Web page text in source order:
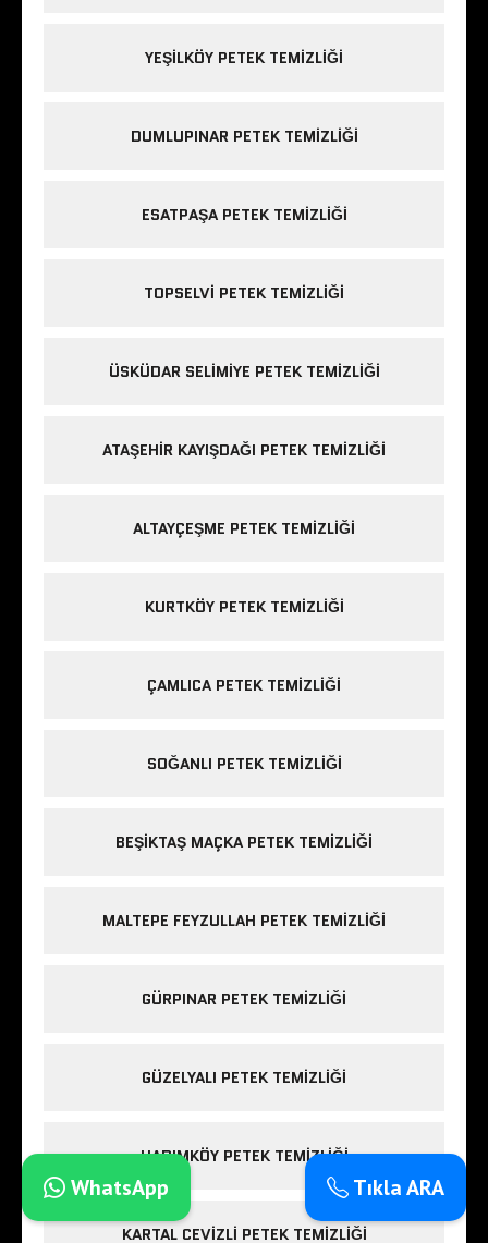
YEŞILKÖY PETEK TEMIZLIĞI
DUMLUPINAR PETEK TEMIZLIĞI
ESATPAŞA PETEK TEMIZLIĞI
TOPSELVI PETEK TEMIZLIĞI
ÜSKÜDAR SELIMIYE PETEK TEMIZLIĞI
ATAŞEHIR KAYIŞDAĞI PETEK TEMIZLIĞI
ALTAYÇEŞME PETEK TEMIZLIĞI
KURTKÖY PETEK TEMIZLIĞI
ÇAMLICA PETEK TEMIZLIĞI
SOĞANLI PETEK TEMIZLIĞI
BEŞIKTAŞ MAÇKA PETEK TEMIZLIĞI
MALTEPE FEYZULLAH PETEK TEMIZLIĞI
GÜRPINAR PETEK TEMIZLIĞI
GÜZELYALI PETEK TEMIZLIĞI
HADIMKÖY PETEK TEMIZLIĞI
KARTAL CEVIZLI PETEK TEMIZLIĞI
Tıkla ARA
WhatsApp